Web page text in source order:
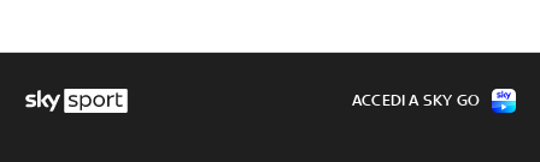
ACCEDI A SKY GO